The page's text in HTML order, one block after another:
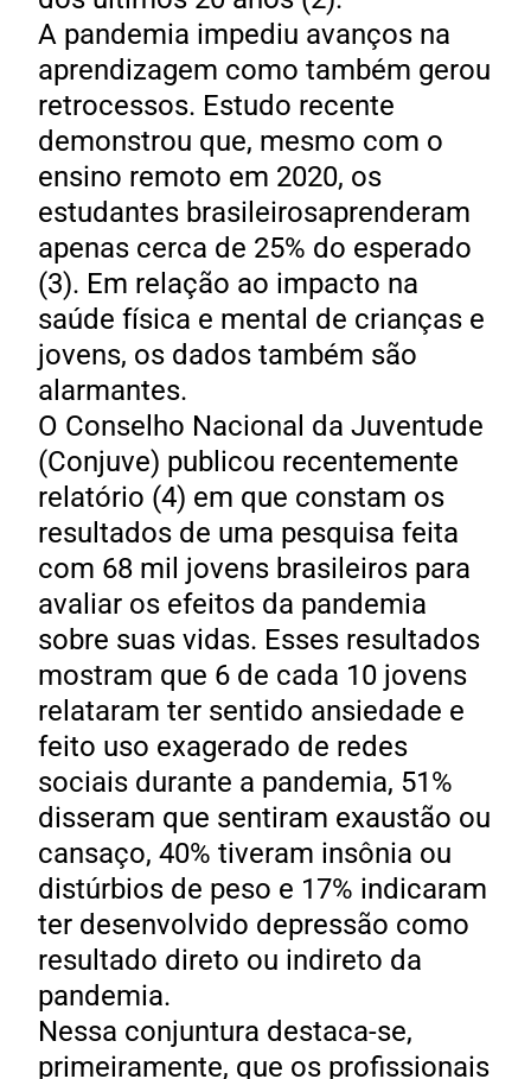
A pandemia impediu avanços na
aprendizagem como também gerou
retrocessos. Estudo recente
demonstrou que, mesmo com o
ensino remoto em 2020, os
estudantes brasileirosaprenderam
apenas cerca de 25% do esperado
(3). Em relação ao impacto na
saúde física e mental de crianças e
jovens, os dados também são
alarmantes.
O Conselho Nacional da Juventude
(Conjuve) publicou recentemente
relatório (4) em que constam os
resultados de uma pesquisa feita
com 68 mil jovens brasileiros para
avaliar os efeitos da pandemia
sobre suas vidas. Esses resultados
mostram que 6 de cada 10 jovens
relataram ter sentido ansiedade e
feito uso exagerado de redes
sociais durante a pandemia, 51%
disseram que sentiram exaustão ou
cansaço, 40% tiveram insônia ou
distúrbios de peso e 17% indicaram
ter desenvolvido depressão como
resultado direto ou indireto da
pandemia.
Nessa conjuntura destaca-se,
primeiramente, que os profissionais